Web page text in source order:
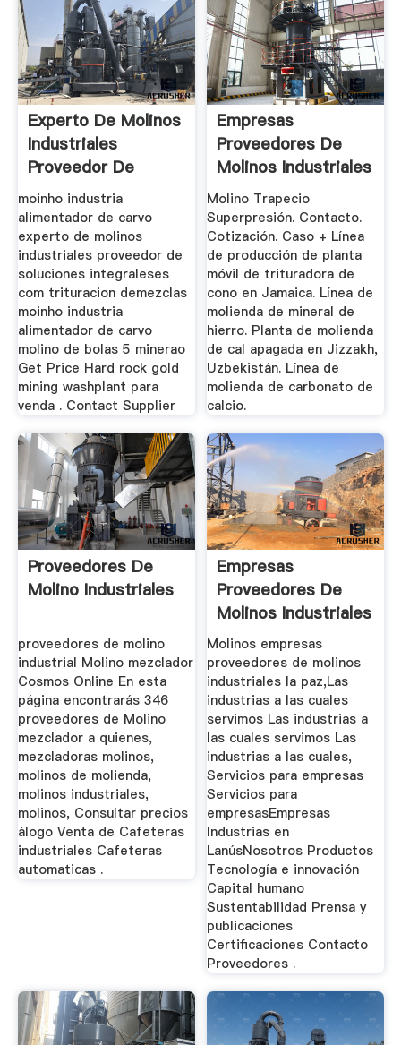
Experto De Molinos
Industriales
Proveedor De
Soluciones ...
moinho industria
alimentador de carvo
experto de molinos
industriales proveedor de
soluciones integraleses
com trituracion demezclas
moinho industria
alimentador de carvo
molino de bolas 5 minerao
Get Price Hard rock gold
mining washplant para
venda . Contact Supplier
Empresas
Proveedores De
Molinos Industriales
La Paz
Molino Trapecio
Superpresión. Contacto.
Cotización. Caso + Línea
de producción de planta
móvil de trituradora de
cono en Jamaica. Línea de
molienda de mineral de
hierro. Planta de molienda
de cal apagada en Jizzakh,
Uzbekistán. Línea de
molienda de carbonato de
calcio.
Proveedores De
Molino Industriales
proveedores de molino
industrial Molino mezclador
Cosmos Online En esta
página encontrarás 346
proveedores de Molino
mezclador a quienes,
mezcladoras molinos,
molinos de molienda,
molinos industriales,
molinos, Consultar precios
álogo Venta de Cafeteras
industriales Cafeteras
automaticas .
Empresas
Proveedores De
Molinos Industriales
La Paz
Molinos empresas
proveedores de molinos
industriales la paz,Las
industrias a las cuales
servimos Las industrias a
las cuales servimos Las
industrias a las cuales,
Servicios para empresas
Servicios para
empresasEmpresas
Industrias en
LanúsNosotros Productos
Tecnología e innovación
Capital humano
Sustentabilidad Prensa y
publicaciones
Certificaciones Contacto
Proveedores .